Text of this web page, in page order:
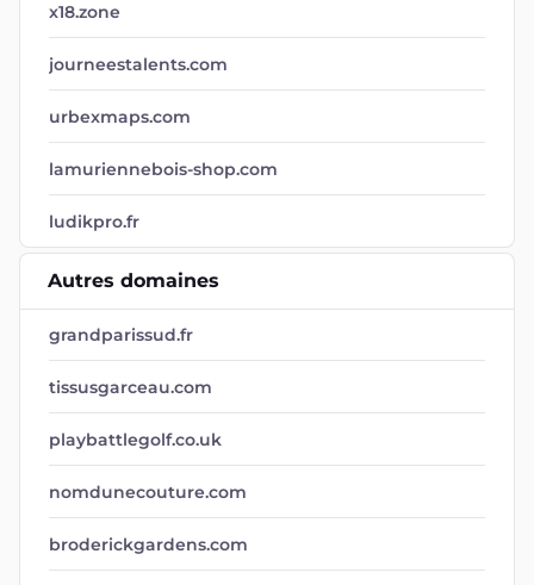
x18.zone
journeestalents.com
urbexmaps.com
lamuriennebois-shop.com
ludikpro.fr
Autres domaines
grandparissud.fr
tissusgarceau.com
playbattlegolf.co.uk
nomdunecouture.com
broderickgardens.com